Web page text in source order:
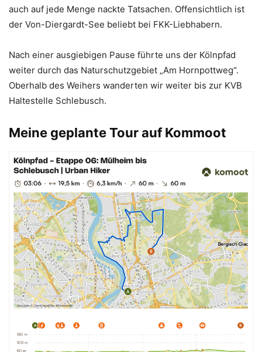
auch auf jede Menge nackte Tatsachen. Offensichtlich ist
der Von-Diergardt-See beliebt bei FKK-Liebhabern.
Nach einer ausgiebigen Pause führte uns der Kölnpfad
weiter durch das Naturschutzgebiet „Am Hornpottweg“.
Oberhalb des Weihers wanderten wir weiter bis zur KVB
Haltestelle Schlebusch.
Meine geplante Tour auf Kommoot